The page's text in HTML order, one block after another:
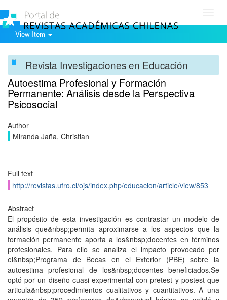
View Item
Revista Investigaciones en Educación
Autoestima Profesional y Formación
Permanente: Análisis desde la Perspectiva
Psicosocial
Author
Miranda Jaña, Christian
Full text
http://revistas.ufro.cl/ojs/index.php/educacion/article/view/853
Abstract
El propósito de esta investigación es contrastar un modelo de
análisis que&nbsp;permita aproximarse a los aspectos que la
formación permanente aporta a los&nbsp;docentes en términos
profesionales. Para ello se analiza el impacto provocado por
el&nbsp;Programa de Becas en el Exterior (PBE) sobre la
autoestima profesional de los&nbsp;docentes beneficiados.Se
optó por un diseño cuasi-experimental con pretest y postest que
articula&nbsp;procedimientos cualitativos y cuantitativos. A una